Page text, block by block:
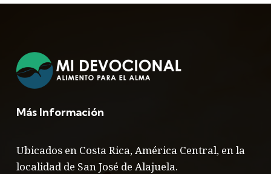
Más Información
Ubicados en Costa Rica, América Central, en la
localidad de San José de Alajuela.